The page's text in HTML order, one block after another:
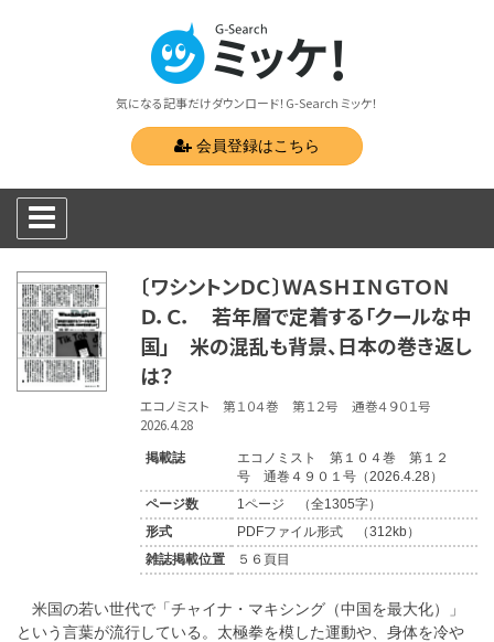
気になる記事だけダウンロード！G-Search ミッケ！
会員登録はこちら
〔ワシントンＤＣ〕ＷＡＳＨＩＮＧＴＯＮ
Ｄ．Ｃ． 若年層で定着する「クールな中
国」 米の混乱も背景、日本の巻き返し
は？
エコノミスト 第１０４巻 第１２号 通巻４９０１号
2026.4.28
掲載誌
エコノミスト 第１０４巻 第１２
号 通巻４９０１号（2026.4.28）
ページ数
1ページ （全1305字）
形式
PDFファイル形式 （312kb）
雑誌掲載位置
５６頁目
米国の若い世代で「チャイナ・マキシング（中国を最大化）」
という言葉が流行している。太極拳を模した運動や、身体を冷や